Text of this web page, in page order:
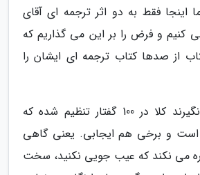
اینجا فقط به دو اثر ترجمه ای آقای
کنیم و فرض را بر این می گذاریم که
از صدها کتاب ترجمه ای ایشان را
نوجوان ها سخت نگیرند کلا در 100 گفتار تنظیم شده که
است و برخی هم ایجابی. یعنی گاهی
می نکند که عیب جویی نکنید، سخت